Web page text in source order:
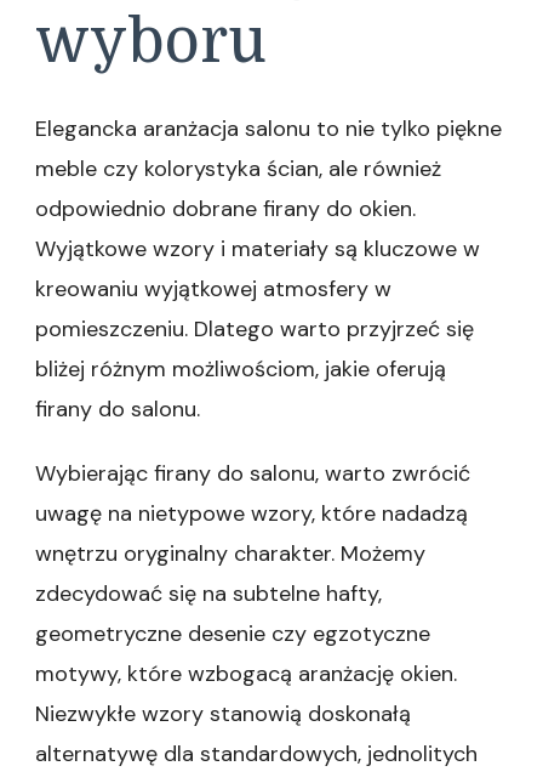
wyboru
Elegancka aranżacja salonu to nie tylko piękne
meble czy kolorystyka ścian, ale również
odpowiednio dobrane firany do okien.
Wyjątkowe wzory i materiały są kluczowe w
kreowaniu wyjątkowej atmosfery w
pomieszczeniu. Dlatego warto przyjrzeć się
bliżej różnym możliwościom, jakie oferują
firany do salonu.
Wybierając firany do salonu, warto zwrócić
uwagę na nietypowe wzory, które nadadzą
wnętrzu oryginalny charakter. Możemy
zdecydować się na subtelne hafty,
geometryczne desenie czy egzotyczne
motywy, które wzbogacą aranżację okien.
Niezwykłe wzory stanowią doskonałą
alternatywę dla standardowych, jednolitych